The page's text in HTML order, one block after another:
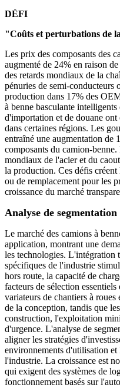
DÉFI
"Coûts et perturbations de
Les prix des composants des
augmenté de 24% en raison
des retards mondiaux de la
pénuries de semi-conducteurs
production dans 17% des
à benne basculante
d'importation et de douane
dans certaines régions. Les
entraîné une augmentation de
composants du camion-
mondiaux de l'acier et du
la production. Ces défis
ou de remplacement pour les
croissance du marché
Analyse de segmentation
Le marché des camions à
application, montrant une
les technologies. L'intégration
spécifiques de l'industrie
hors route, la capacité de
facteurs de sélection
variateurs de chantiers à
de la conception, tandis que
construction, l'exploitation
d'urgence. L'analyse de
aligner les stratégies
environnements d'utilisation
l'industrie. La croissance est
qui exigent des systèmes de
fonctionnement basés sur